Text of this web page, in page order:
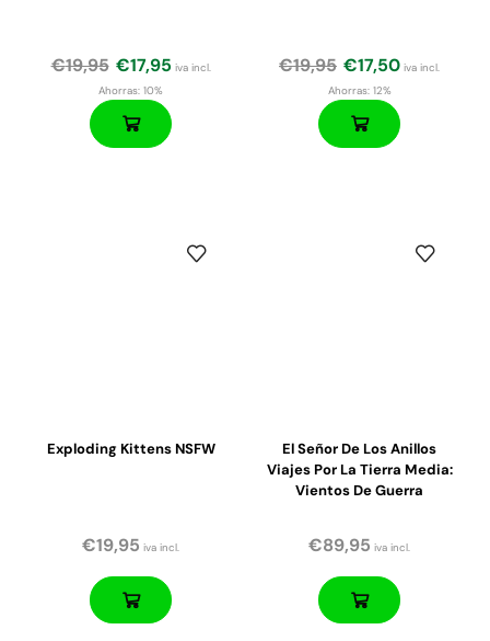
€19,95 €17,95 iva incl.
Ahorras: 10%
€19,95 €17,50 iva incl.
Ahorras:12%
Exploding Kittens NSFW
€19,95 iva incl.
El Señor De Los Anillos
Viajes Por La Tierra Media:
Vientos De Guerra
€89,95 iva incl.